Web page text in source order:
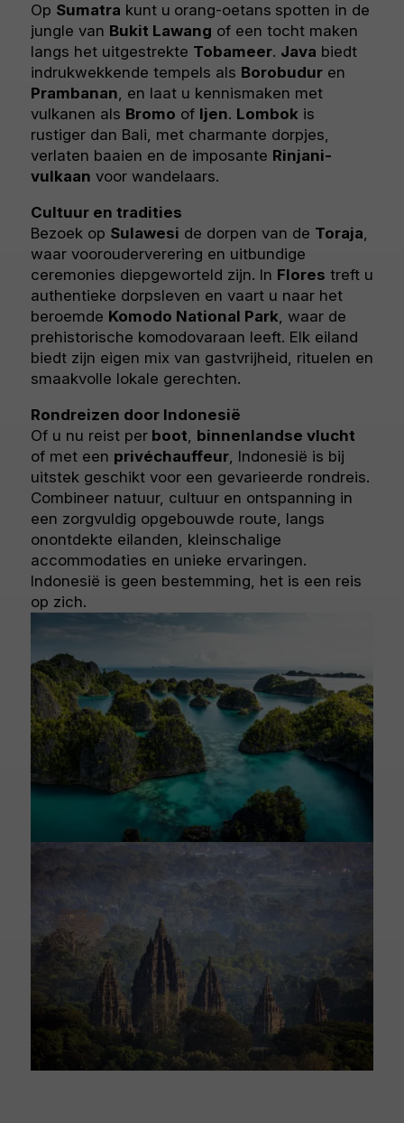
Op Sumatra kunt u orang-oetans spotten in de
jungle van Bukit Lawang of een tocht maken
langs het uitgestrekte Tobameer. Java biedt
indrukwekkende tempels als Borobudur en
Prambanan, en laat u kennismaken met
vulkanen als Bromo of Ijen. Lombok is
rustiger dan Bali, met charmante dorpjes,
verlaten baaien en de imposante Rinjani-
vulkaan voor wandelaars.
Cultuur en tradities
Bezoek op Sulawesi de dorpen van de Toraja,
waar voorouderverering en uitbundige
ceremonies diepgeworteld zijn. In Flores treft u
authentieke dorpsleven en vaart u naar het
beroemde Komodo National Park, waar de
prehistorische komodovaraan leeft. Elk eiland
biedt zijn eigen mix van gastvrijheid, rituelen en
smaakvolle lokale gerechten.
Rondreizen door Indonesië
Of u nu reist per boot, binnenlandse vlucht
of met een privéchauffeur, Indonesië is bij
uitstek geschikt voor een gevarieerde rondreis.
Combineer natuur, cultuur en ontspanning in
een zorgvuldig opgebouwde route, langs
onontdekte eilanden, kleinschalige
accommodaties en unieke ervaringen.
Indonesië is geen bestemming, het is een reis
op zich.